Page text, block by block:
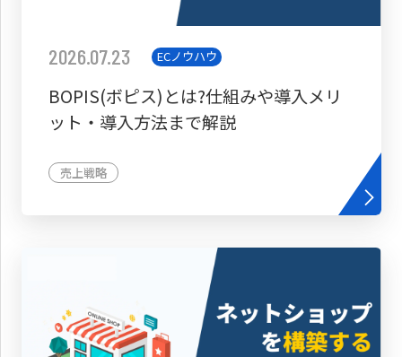
2026.07.23 ECノウハウ
BOPIS(ボピス)とは?仕組みや導入メリ
ット・導入方法まで解説
売上戦略